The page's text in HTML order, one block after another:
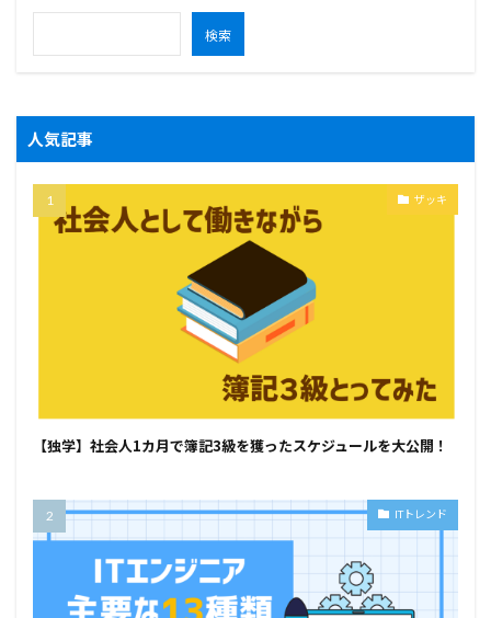
検索
人気記事
ザッキ
【独学】社会人1カ月で簿記3級を獲ったスケジュールを大公開！
ITトレンド